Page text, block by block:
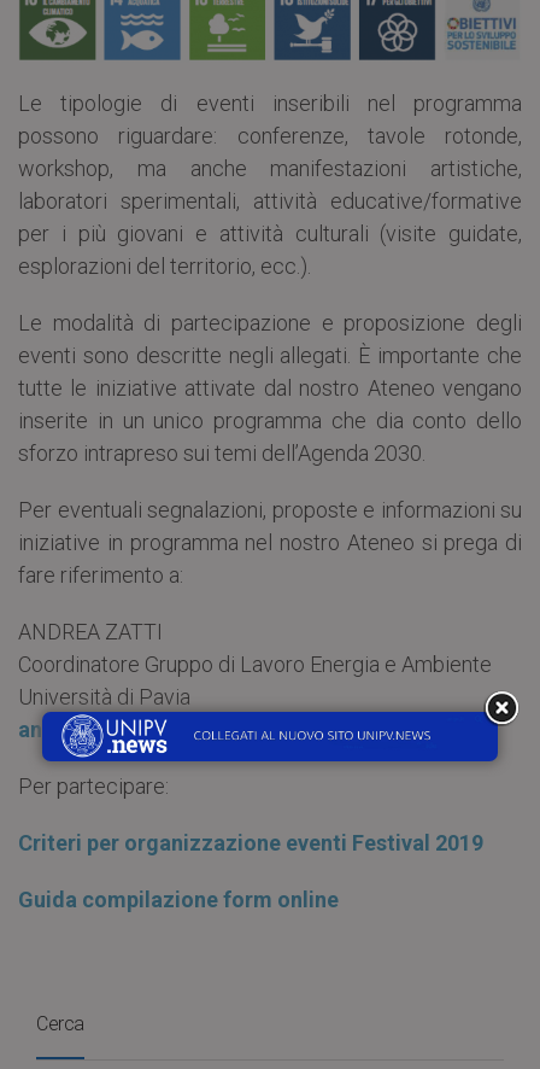
Le tipologie di eventi inseribili nel programma
possono riguardare: conferenze, tavole rotonde,
workshop, ma anche manifestazioni artistiche,
laboratori sperimentali, attività educative/formative
per i più giovani e attività culturali (visite guidate,
esplorazioni del territorio, ecc.).
Le modalità di partecipazione e proposizione degli
eventi sono descritte negli allegati. È importante che
tutte le iniziative attivate dal nostro Ateneo vengano
inserite in un unico programma che dia conto dello
sforzo intrapreso sui temi dell’Agenda 2030.
Per eventuali segnalazioni, proposte e informazioni su
iniziative in programma nel nostro Ateneo si prega di
fare riferimento a:
ANDREA ZATTI
Coordinatore Gruppo di Lavoro Energia e Ambiente
Università di Pavia
andrea.zatti@unipv.it
Per partecipare:
Criteri per organizzazione eventi Festival 2019
Guida compilazione form online
Cerca